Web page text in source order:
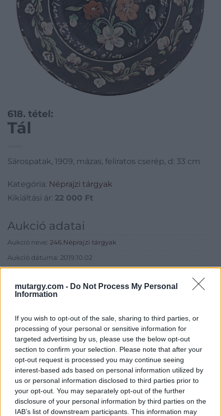
mutargy.com - Do Not Process My Personal
Information
If you wish to opt-out of the sale, sharing to third parties, or
processing of your personal or sensitive information for
targeted advertising by us, please use the below opt-out
section to confirm your selection. Please note that after your
opt-out request is processed you may continue seeing
interest-based ads based on personal information utilized by
us or personal information disclosed to third parties prior to
your opt-out. You may separately opt-out of the further
disclosure of your personal information by third parties on the
IAB’s list of downstream participants. This information may
618. tétel:
Tál
Sárospatak, 1909, mázas, feliratos cserép, d: 33 cm
Kategória: Néprajzi tárgyak
Kikiáltási ár: 22 000 Ft
Aukció adatai
Aukció neve: 246.Néprajzi tárgyak
Aukció dátuma: 2019.10.02
Aukció helye: Budapest, Balaton utca 8.
Eladó adatai
Eladó:Nagyházi Galéria és
Aukciósház
Cím: Müller Márta
Nagyházi Galéria és Aukciósház
Kft.
1055 Budapest, Balaton utca 8.